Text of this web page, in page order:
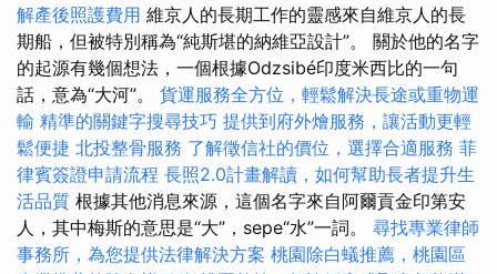
解產後照護費用 維京人的長期工作的靈感來自維京人的長
期船，但被特別稱為“純斯堪的納維亞設計”。 關於他的名字
的起源有幾個想法，一個根據Odzsibé印度米西比的一句
話，意為“大河”。 貨運服務全方位，輕鬆解決長途或重物運
輸 精準的關鍵字搜尋技巧 提供到府外燴服務，讓活動更輕
鬆便捷 北投整骨服務 了解徵信社的價位，選擇合適服務 菲
律賓簽證申請流程 長照2.0計畫解讀，如何幫助長者提升生
活品質 根據其他消息來源，這個名字來自阿爾貢金印第安
人，其中梅斯的意思是“大”，sepe“水”一詞。 尋找專業律師
事務所，為您提供法律解決方案 桃園除白蟻推薦，桃園區